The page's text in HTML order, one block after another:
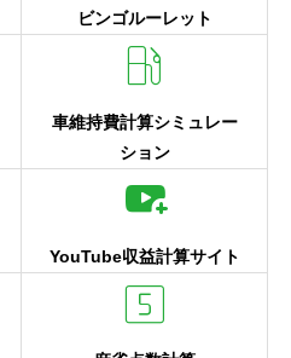
ビンゴルーレット
local_gas_station
車維持費計算シミュレー
ション
youtube_activity
YouTube収益計算サイト
looks_5